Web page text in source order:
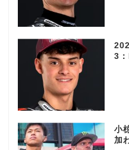
3：
小
加